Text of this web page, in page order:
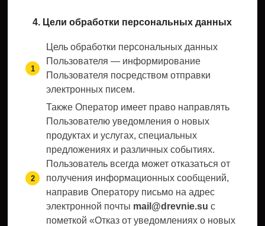
4. Цели обработки персональных данных
Цель обработки персональных данных
Пользователя — информирование
Пользователя посредством отправки
электронных писем.
Также Оператор имеет право направлять
Пользователю уведомления о новых
продуктах и услугах, специальных
предложениях и различных событиях.
Пользователь всегда может отказаться от
получения информационных сообщений,
направив Оператору письмо на адрес
электронной почты mail@drevnie.su с
пометкой «Отказ от уведомлениях о новых